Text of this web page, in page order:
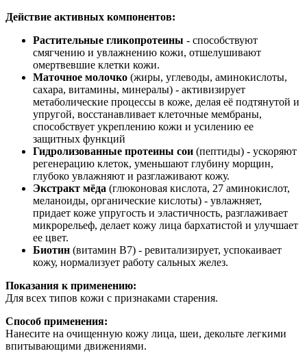
Действие активных компонентов:
Растительные гликопротеины - способствуют
смягчению и увлажнению кожи, отшелушивают
омертвевшие клетки кожи.
Маточное молочко (жиры, углеводы, аминокислоты,
сахара, витамины, минералы) - активизирует
метаболические процессы в коже, делая её подтянутой и
упругой, восстанавливает клеточные мембраны,
способствует укреплению кожи и усилению ее
защитных функций
Гидролизованные протеины сои (пептиды) - ускоряют
регенерацию клеток, уменьшают глубину морщин,
глубоко увлажняют и разглаживают кожу.
Экстракт мёда (глюконовая кислота, 27 аминокислот,
меланоиды, органические кислоты) - увлажняет,
придает коже упругость и эластичность, разглаживает
микрорельеф, делает кожу лица бархатистой и улучшает
ее цвет.
Биотин (витамин В7) - ревитализирует, успокаивает
кожу, нормализует работу сальных желез.
Показания к применению:
Для всех типов кожи с признаками старения.
Способ применения:
Нанесите на очищенную кожу лица, шеи, декольте легкими
впитывающими движениями.